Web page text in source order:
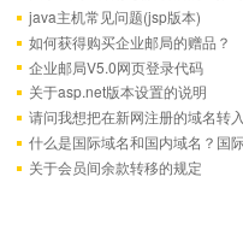
java主机常见问题(jsp版本)
如何获得购买企业邮局的赠品？
企业邮局V5.0网页登录代码
关于asp.net版本设置的说明
请问我想把在新网注册的域名转
什么是国际域名和国内域名？国
关于会员间余款转移的规定